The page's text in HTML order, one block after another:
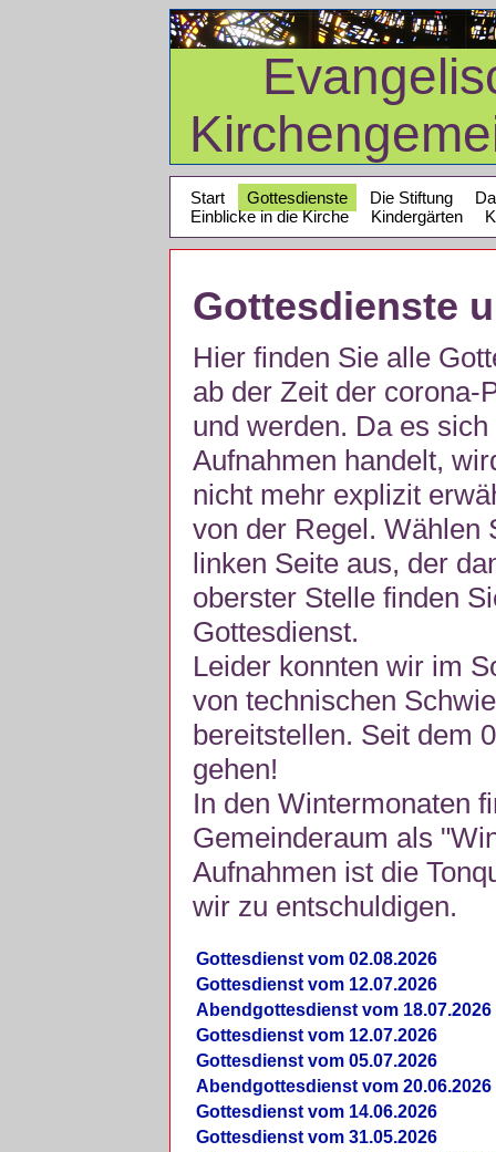
Start Gottesdienste Die Stiftung
Einblicke in die Kirche
Kindergärten
Gottesdienste
Hier finden Sie alle
ab der Zeit der corona-
und werden. Da es
Aufnahmen handelt,
nicht mehr explizit
von der Regel. Wählen
linken Seite aus, der
oberster Stelle finden
Gottesdienst.
Leider konnten wir im
von technischen
bereitstellen. Seit dem
gehen!
In den Wintermonaten
Gemeinderaum als
Aufnahmen ist die
wir zu entschuldigen.
Gottesdienst vom 02.08.2026
Gottesdienst vom 12.07.2026
Abendgottesdienst vom 18.07.2026
Gottesdienst vom 12.07.2026
Gottesdienst vom 05.07.2026
Abendgottesdienst vom 20.06.2026
Gottesdienst vom 14.06.2026
Gottesdienst vom 31.05.2026